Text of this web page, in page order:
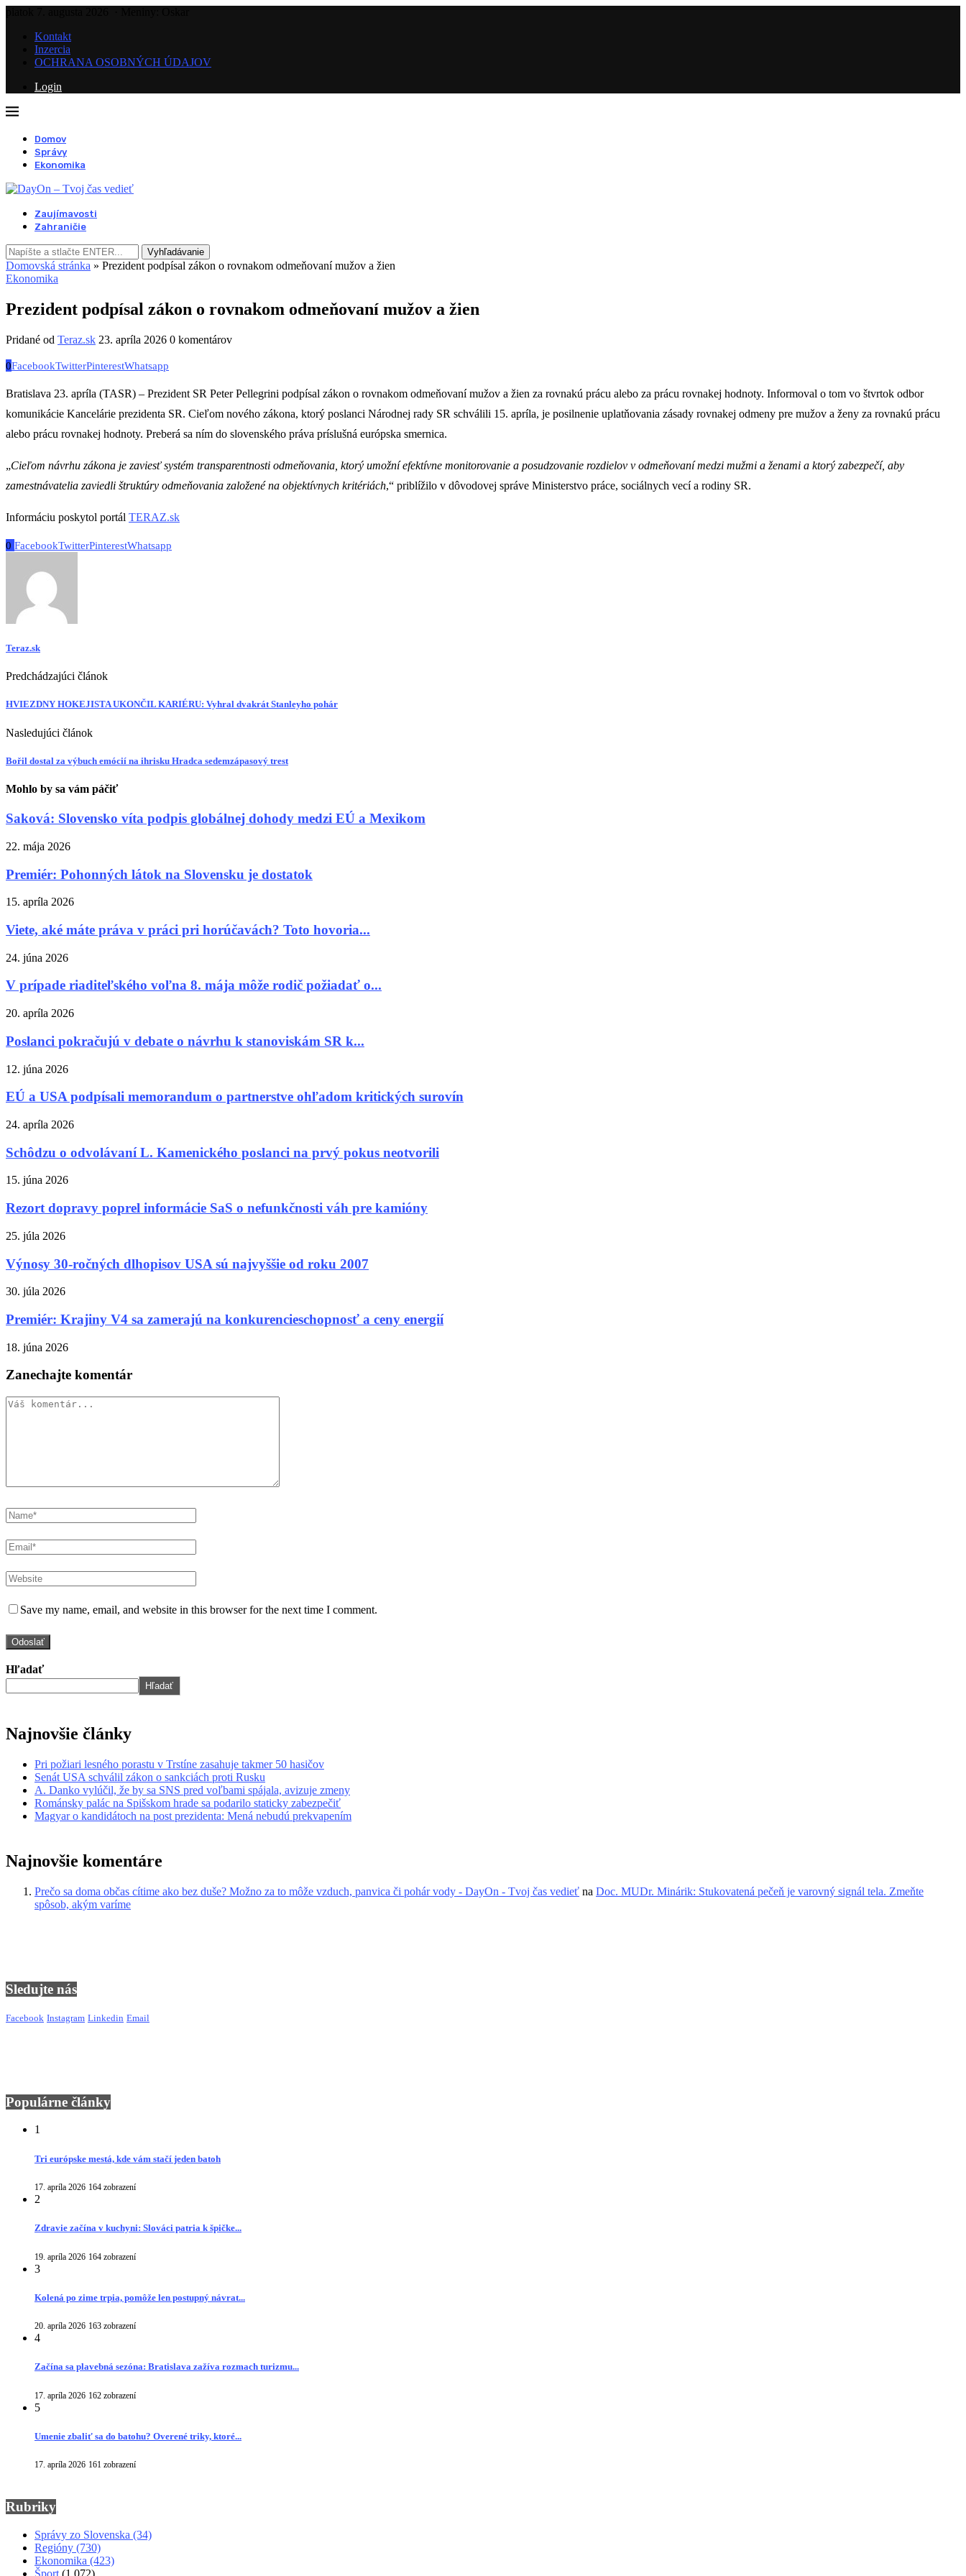
Kontakt
Inzercia
OCHRANA OSOBNÝCH ÚDAJOV
Login
Domov
Správy
Ekonomika
Zaujímavosti
Zahraničie
Vyhľadávanie
Domovská stránka » Prezident podpísal zákon o rovnakom odmeňovaní mužov a žien
Ekonomika
Prezident podpísal zákon o rovnakom odmeňovaní mužov a žien
Pridané od Teraz.sk 23. apríla 2026 0 komentárov
0FacebookTwitterPinterestWhatsapp
Bratislava 23. apríla (TASR) – Prezident SR Peter Pellegrini podpísal zákon o rovnakom odmeňovaní mužov a žien za rovnakú prácu alebo za prácu rovnakej hodnoty. Informoval o tom vo štvrtok odbor
komunikácie Kancelárie prezidenta SR. Cieľom nového zákona, ktorý poslanci Národnej rady SR schválili 15. apríla, je posilnenie uplatňovania zásady rovnakej odmeny pre mužov a ženy za rovnakú prácu
alebo prácu rovnakej hodnoty. Preberá sa ním do slovenského práva príslušná európska smernica.
„Cieľom návrhu zákona je zaviesť systém transparentnosti odmeňovania, ktorý umožní efektívne monitorovanie a posudzovanie rozdielov v odmeňovaní medzi mužmi a ženami a ktorý zabezpečí, aby
zamestnávatelia zaviedli štruktúry odmeňovania založené na objektívnych kritériách,“ priblížilo v dôvodovej správe Ministerstvo práce, sociálnych vecí a rodiny SR.
Informáciu poskytol portál TERAZ.sk
0 FacebookTwitterPinterestWhatsapp
Teraz.sk
Predchádzajúci článok
HVIEZDNY HOKEJISTA UKONČIL KARIÉRU: Vyhral dvakrát Stanleyho pohár
Nasledujúci článok
Bořil dostal za výbuch emócií na ihrisku Hradca sedemzápasový trest
Mohlo by sa vám páčiť
Saková: Slovensko víta podpis globálnej dohody medzi EÚ a Mexikom
22. mája 2026
Premiér: Pohonných látok na Slovensku je dostatok
15. apríla 2026
Viete, aké máte práva v práci pri horúčavách? Toto hovoria...
24. júna 2026
V prípade riaditeľského voľna 8. mája môže rodič požiadať o...
20. apríla 2026
Poslanci pokračujú v debate o návrhu k stanoviskám SR k...
12. júna 2026
EÚ a USA podpísali memorandum o partnerstve ohľadom kritických surovín
24. apríla 2026
Schôdzu o odvolávaní L. Kamenického poslanci na prvý pokus neotvorili
15. júna 2026
Rezort dopravy poprel informácie SaS o nefunkčnosti váh pre kamióny
25. júla 2026
Výnosy 30-ročných dlhopisov USA sú najvyššie od roku 2007
30. júla 2026
Premiér: Krajiny V4 sa zamerajú na konkurencieschopnosť a ceny energií
18. júna 2026
Zanechajte komentár
Save my name, email, and website in this browser for the next time I comment.
Hľadať
Hľadať
Najnovšie články
Pri požiari lesného porastu v Trstíne zasahuje takmer 50 hasičov
Senát USA schválil zákon o sankciách proti Rusku
A. Danko vylúčil, že by sa SNS pred voľbami spájala, avizuje zmeny
Románsky palác na Spišskom hrade sa podarilo staticky zabezpečiť
Magyar o kandidátoch na post prezidenta: Mená nebudú prekvapením
Najnovšie komentáre
Prečo sa doma občas cítime ako bez duše? Možno za to môže vzduch, panvica či pohár vody - DayOn - Tvoj čas vedieť na Doc. MUDr. Minárik: Stukovatená pečeň je varovný signál tela. Zmeňte
spôsob, akým varíme
Sledujte nás
Facebook Instagram Linkedin Email
Populárne články
1
Tri európske mestá, kde vám stačí jeden batoh
17. apríla 2026 164 zobrazení
2
Zdravie začína v kuchyni: Slováci patria k špičke...
19. apríla 2026 164 zobrazení
3
Kolená po zime trpia, pomôže len postupný návrat...
20. apríla 2026 163 zobrazení
4
Začína sa plavebná sezóna: Bratislava zažíva rozmach turizmu...
17. apríla 2026 162 zobrazení
5
Umenie zbaliť sa do batohu? Overené triky, ktoré...
17. apríla 2026 161 zobrazení
Rubriky
Správy zo Slovenska (34)
Regióny (730)
Ekonomika (423)
Šport (1 072)